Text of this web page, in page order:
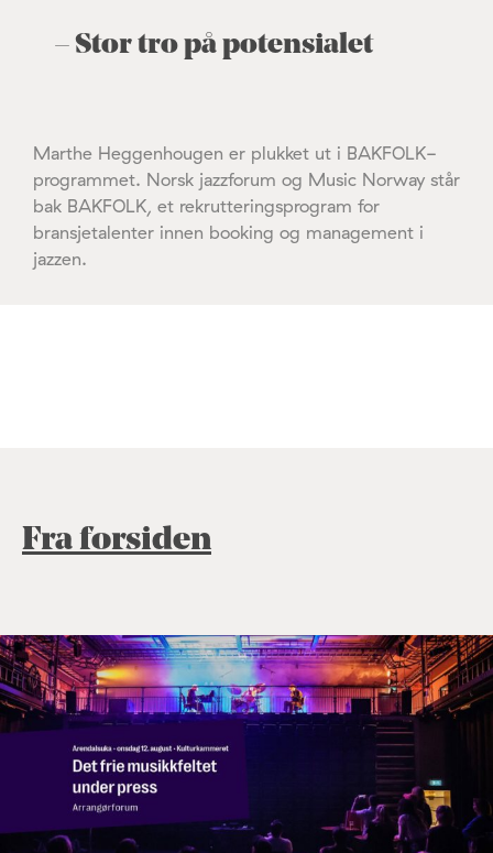
– Stor tro på potensialet
Marthe Heggenhougen er plukket ut i BAKFOLK-
programmet. Norsk jazzforum og Music Norway står
bak BAKFOLK, et rekrutteringsprogram for
bransjetalenter innen booking og management i
jazzen.
Fra forsiden